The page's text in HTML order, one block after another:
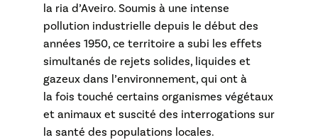
la ria d’Aveiro. Soumis à une intense
pollution industrielle depuis le début des
années 1950, ce territoire a subi les effets
simultanés de rejets solides, liquides et
gazeux dans l’environnement, qui ont à
la fois touché certains organismes végétaux
et animaux et suscité des interrogations sur
la santé des populations locales.